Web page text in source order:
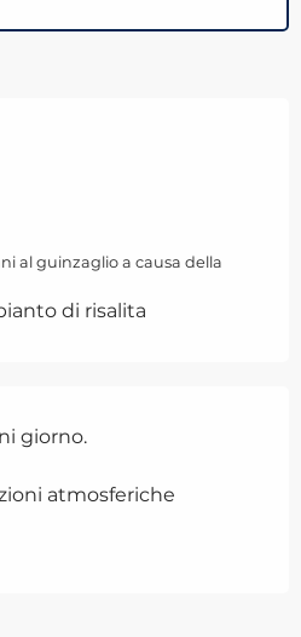
al guinzaglio a causa della
di risalita
giorno.
atmosferiche